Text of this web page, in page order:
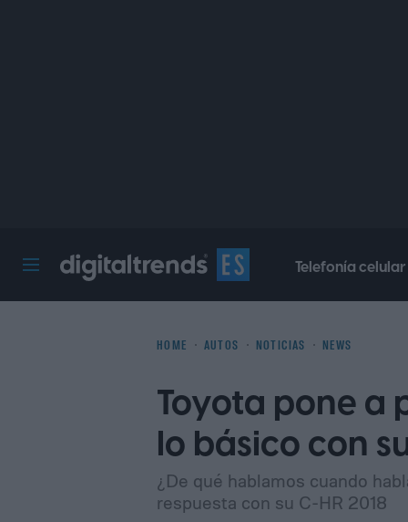
Telefonía celular
HOME AUTOS NOTICIAS NEWS
Toyota pone a
lo básico con
¿De qué hablamos cuando
respuesta con su C-HR 2018